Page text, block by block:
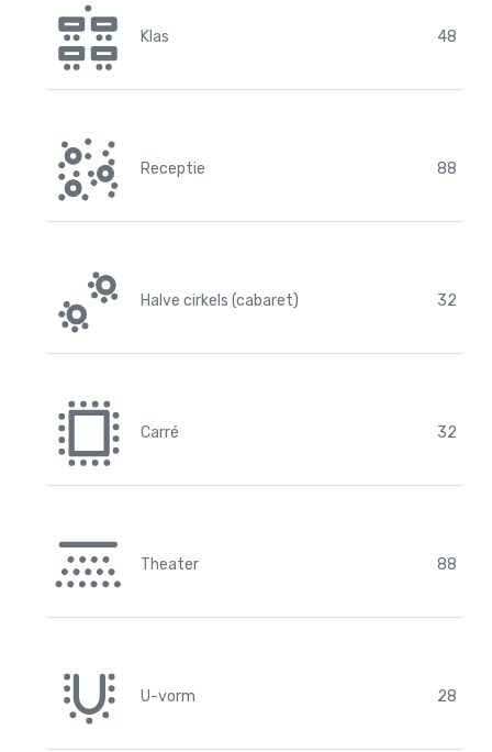
Klas 48
Receptie 88
Halve cirkels (cabaret) 32
Carré 32
Theater 88
U-vorm 28